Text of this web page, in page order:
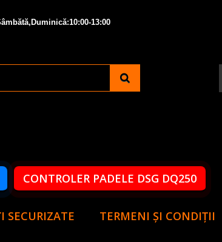
13:00
CONTROLER PADELE DSG DQ250
SECURIZATE TERMENI ȘI CONDIȚII